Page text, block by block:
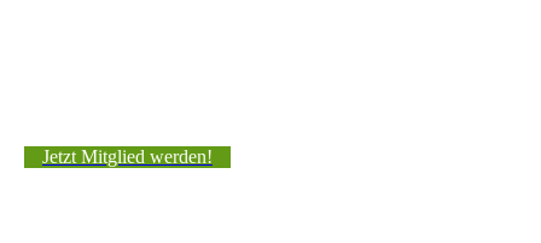
Jetzt Mitglied werden!